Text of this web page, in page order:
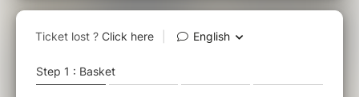
Dans le cadre du Prix du roman des étudiants France
présenter son dernier roman,Rien ne t’appartient
viennent tourmenter Tara depuis la mort de son mari. En
elle, quelque chose se lève et gronde comme une vague.